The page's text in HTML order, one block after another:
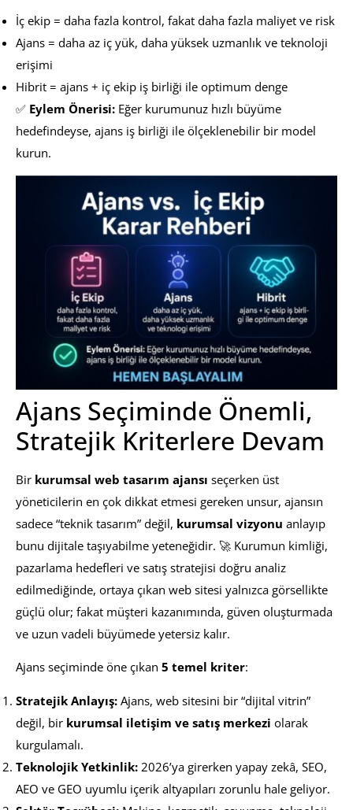
İç ekip = daha fazla kontrol, fakat daha fazla maliyet ve risk
Ajans = daha az iç yük, daha yüksek uzmanlık ve teknoloji
erişimi
Hibrit = ajans + iç ekip iş birliği ile optimum denge
✅ Eylem Önerisi: Eğer kurumunuz hızlı büyüme
hedefindeyse, ajans iş birliği ile ölçeklenebilir bir model
kurun.
Ajans Seçiminde Önemli,
Stratejik Kriterlere Devam
Bir kurumsal web tasarım ajansı seçerken üst
yöneticilerin en çok dikkat etmesi gereken unsur, ajansın
sadece “teknik tasarım” değil, kurumsal vizyonu anlayıp
bunu dijitale taşıyabilme yeteneğidir. 🚀 Kurumun kimliği,
pazarlama hedefleri ve satış stratejisi doğru analiz
edilmediğinde, ortaya çıkan web sitesi yalnızca görsellikte
güçlü olur; fakat müşteri kazanımında, güven oluşturmada
ve uzun vadeli büyümede yetersiz kalır.
Ajans seçiminde öne çıkan 5 temel kriter:
Stratejik Anlayış: Ajans, web sitesini bir “dijital vitrin”
değil, bir kurumsal iletişim ve satış merkezi olarak
kurgulamalı.
Teknolojik Yetkinlik: 2026’ya girerken yapay zekâ, SEO,
AEO ve GEO uyumlu içerik altyapıları zorunlu hale geliyor.